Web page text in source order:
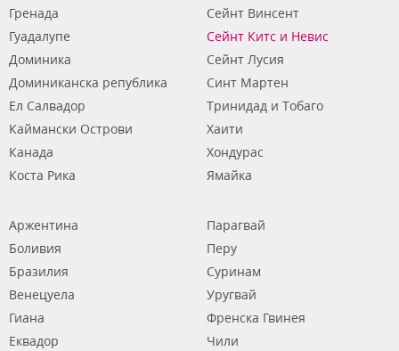
Гренада
Гуадалупе
Доминика
Доминиканска република
Ел Салвадор
Каймански Острови
Канада
Коста Рика
Сейнт Винсент
Сейнт Китс и Невис
Сейнт Лусия
Синт Мартен
Тринидад и Тобаго
Хаити
Хондурас
Ямайка
Аржентина
Боливия
Бразилия
Венецуела
Гиана
Еквадор
Парагвай
Перу
Суринам
Уругвай
Френска Гвинея
Чили